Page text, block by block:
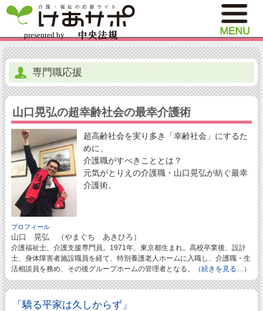
専門職応援
山口晃弘の超幸齢社会の最幸介護術
超高齢社会を実り多き「幸齢社会」にするた
めに、
介護職がすべきこととは？
元気がとりえの介護職・山口晃弘が紡ぐ最幸
介護術。
プロフィール
山口 晃弘 （やまぐち あきひろ）
介護福祉士、介護支援専門員。1971年、東京都生まれ。高校卒業後、設計
士、身体障害者施設職員を経て、特別養護老人ホームに入職し、介護職・生
活相談員を務め、その後グループホームの管理者となる。
（続きを見る…）
「驕る平家は久しからず」